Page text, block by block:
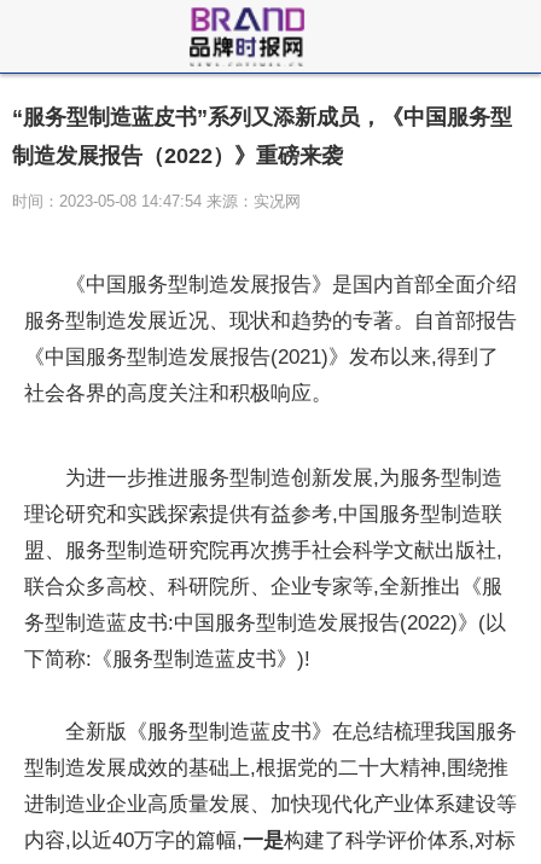
“服务型制造蓝皮书”系列又添新成员，《中国服务型
制造发展报告（2022）》重磅来袭
时间：2023-05-08 14:47:54 来源：实况网
《中国服务型制造发展报告》是国内首部全面介绍
服务型制造发展近况、现状和趋势的专著。自首部报告
《中国服务型制造发展报告(2021)》发布以来,得到了
社会各界的高度关注和积极响应。
为进一步推进服务型制造创新发展,为服务型制造
理论研究和实践探索提供有益参考,中国服务型制造联
盟、服务型制造研究院再次携手社会科学文献出版社,
联合众多高校、科研院所、企业专家等,全新推出《服
务型制造蓝皮书:中国服务型制造发展报告(2022)》(以
下简称:《服务型制造蓝皮书》)!
全新版《服务型制造蓝皮书》在总结梳理我国服务
型制造发展成效的基础上,根据党的二十大精神,围绕推
进制造业企业高质量发展、加快现代化产业体系建设等
内容,以近40万字的篇幅,一是构建了科学评价体系,对标